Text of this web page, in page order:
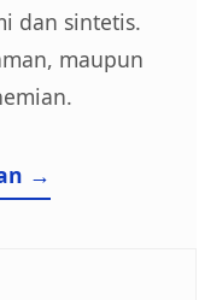
dan sintetis.
maupun
→